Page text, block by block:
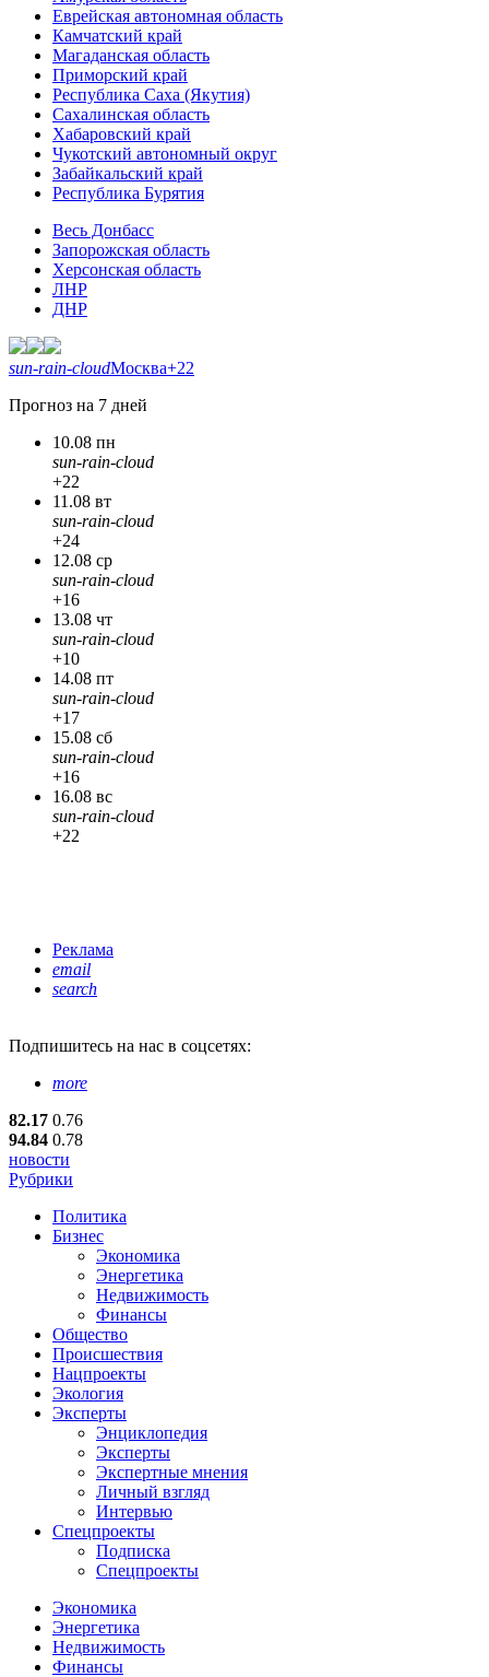
Еврейская автономная область
Камчатский край
Магаданская область
Приморский край
Республика Саха (Якутия)
Сахалинская область
Хабаровский край
Чукотский автономный округ
Забайкальский край
Республика Бурятия
Весь Донбасс
Запорожская область
Херсонская область
ЛНР
ДНР
sun-rain-cloudМосква+22
Прогноз на 7 дней
10.08 пн
sun-rain-cloud
+22
11.08 вт
sun-rain-cloud
+24
12.08 ср
sun-rain-cloud
+16
13.08 чт
sun-rain-cloud
+10
14.08 пт
sun-rain-cloud
+17
15.08 сб
sun-rain-cloud
+16
16.08 вс
sun-rain-cloud
+22
Реклама
email
search
Подпишитесь на нас в соцсетях:
more
82.17 0.76
94.84 0.78
новости
Рубрики
Политика
Бизнес
Экономика
Энергетика
Недвижимость
Финансы
Общество
Происшествия
Нацпроекты
Экология
Эксперты
Энциклопедия
Эксперты
Экспертные мнения
Личный взгляд
Интервью
Спецпроекты
Подписка
Спецпроекты
Экономика
Энергетика
Недвижимость
Финансы